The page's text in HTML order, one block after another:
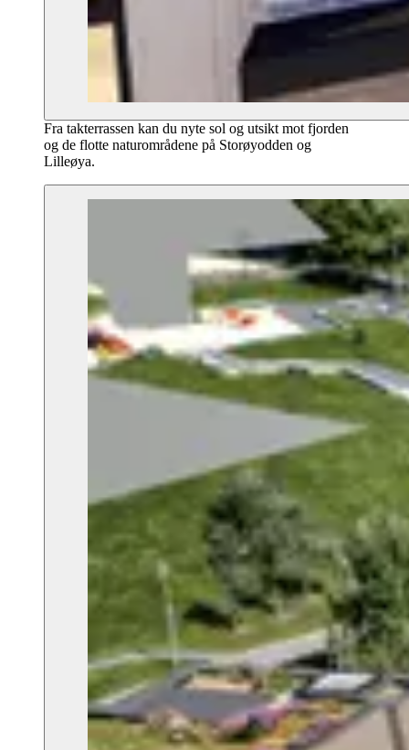
Fra takterrassen kan du nyte sol og utsikt mot fjorden
og de flotte naturområdene på Storøyodden og
Lilleøya.